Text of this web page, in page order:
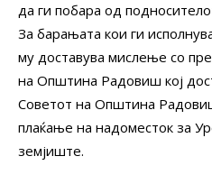
да ги побара од
За барањата кои ги
му доставува мислење со
на Општина Радовиш кој
Советот на Општина
плаќање на надоместок за
земјиште.